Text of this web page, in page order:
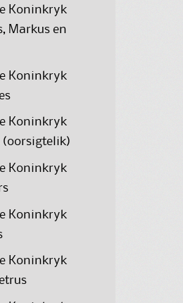
Koninkryk
Markus en
Koninkryk
Koninkryk
(oorsigtelik)
Koninkryk
Koninkryk
Koninkryk